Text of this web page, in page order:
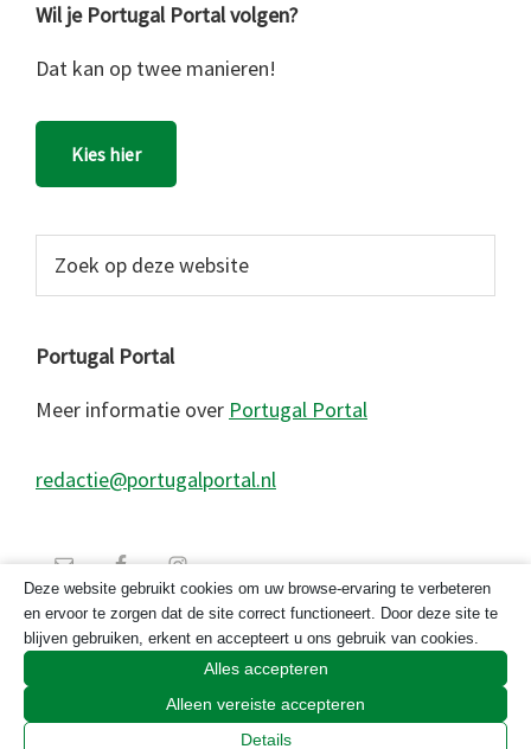
Wil je Portugal Portal volgen?
Dat kan op twee manieren!
Kies hier
website
Portugal Portal
Meer informatie over Portugal Portal
redactie@portugalportal.nl
© 2026 Copyright Portugal Portal 2023
Deze website gebruikt cookies om uw browse-ervaring te verbeteren
en ervoor te zorgen dat de site correct functioneert. Door deze site te
blijven gebruiken, erkent en accepteert u ons gebruik van cookies.
Alles accepteren
Alleen vereiste accepteren
Details